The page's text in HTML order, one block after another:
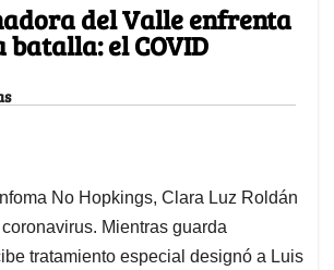
del Valle enfrenta
batalla: el COVID
No Hopkings, Clara Luz Roldán
Mientras guarda
tratamiento especial designó a Luis